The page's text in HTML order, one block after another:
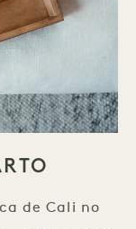
de Cali no